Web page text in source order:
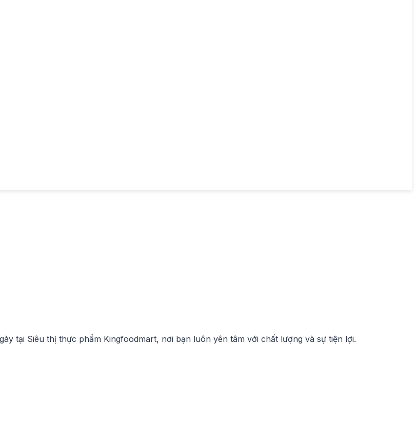
tại Siêu thị thực phẩm Kingfoodmart, nơi bạn luôn yên tâm với chất lượng và sự tiện lợi.